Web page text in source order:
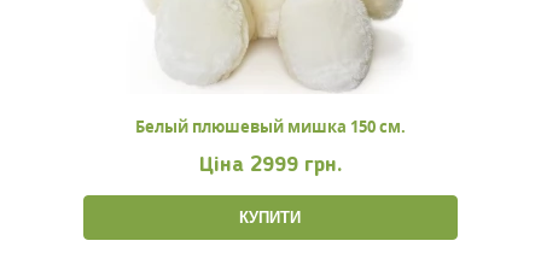
Белый плюшевый мишка 150 см.
Ціна 2999 грн.
КУПИТИ